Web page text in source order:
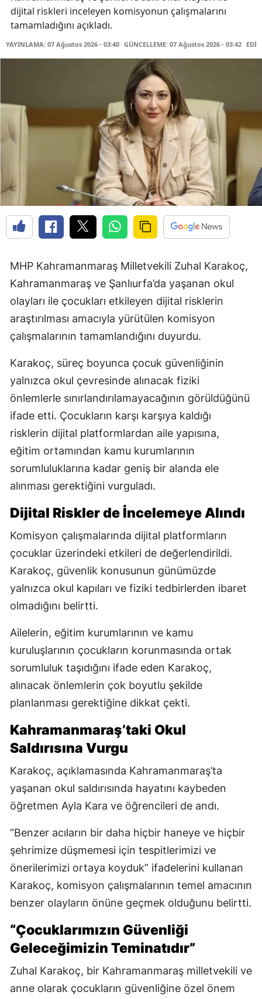
dijital riskleri inceleyen komisyonun çalışmalarını
tamamladığını açıkladı.
YAYINLAMA: 07 Ağustos 2026 - 03:40 GÜNCELLEME: 07 Ağustos 2026 - 03:42
MHP Kahramanmaraş Milletvekili Zuhal Karakoç,
Kahramanmaraş ve Şanlıurfa’da yaşanan okul
olayları ile çocukları etkileyen dijital risklerin
araştırılması amacıyla yürütülen komisyon
çalışmalarının tamamlandığını duyurdu.
Karakoç, süreç boyunca çocuk güvenliğinin
yalnızca okul çevresinde alınacak fiziki
önlemlerle sınırlandırılamayacağının görüldüğünü
ifade etti. Çocukların karşı karşıya kaldığı
risklerin dijital platformlardan aile yapısına,
eğitim ortamından kamu kurumlarının
sorumluluklarına kadar geniş bir alanda ele
alınması gerektiğini vurguladı.
Dijital Riskler de İncelemeye Alındı
Komisyon çalışmalarında dijital platformların
çocuklar üzerindeki etkileri de değerlendirildi.
Karakoç, güvenlik konusunun günümüzde
yalnızca okul kapıları ve fiziki tedbirlerden ibaret
olmadığını belirtti.
Ailelerin, eğitim kurumlarının ve kamu
kuruluşlarının çocukların korunmasında ortak
sorumluluk taşıdığını ifade eden Karakoç,
alınacak önlemlerin çok boyutlu şekilde
planlanması gerektiğine dikkat çekti.
Kahramanmaraş’taki Okul
Saldırısına Vurgu
Karakoç, açıklamasında Kahramanmaraş’ta
yaşanan okul saldırısında hayatını kaybeden
öğretmen Ayla Kara ve öğrencileri de andı.
“Benzer acıların bir daha hiçbir haneye ve hiçbir
şehrimize düşmemesi için tespitlerimizi ve
önerilerimizi ortaya koyduk” ifadelerini kullanan
Karakoç, komisyon çalışmalarının temel amacının
benzer olayların önüne geçmek olduğunu belirtti.
“Çocuklarımızın Güvenliği
Geleceğimizin Teminatıdır”
Zuhal Karakoç, bir Kahramanmaraş milletvekili ve
anne olarak çocukların güvenliğine özel önem